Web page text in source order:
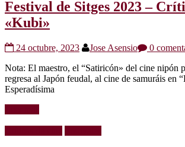
Festival de Sitges 2023 –
«Kubi»
24 octubre, 2023 Jose Asensio
0
Nota: El maestro, el “Satiricón» del cine nipón
regresa al Japón feudal, al cine de samuráis en
Esperadísima